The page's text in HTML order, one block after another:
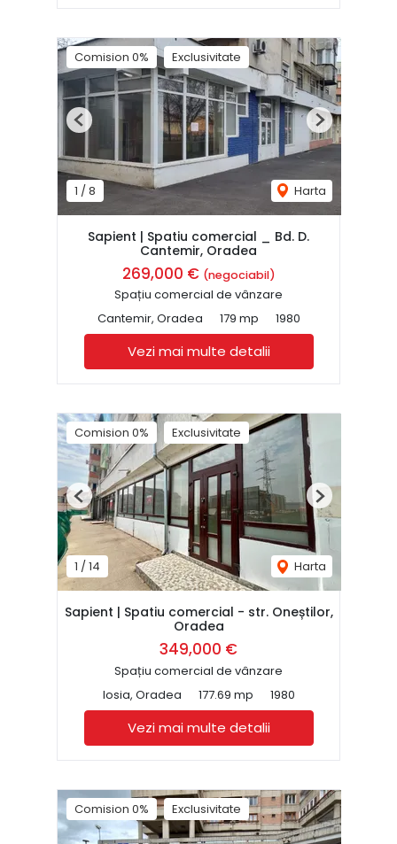
Comision 0% Exclusivitate
1 /8 Harta
Previous Next
Sapient | Spatiu comercial _ Bd. D.
Cantemir, Oradea
269,000 € (negociabil)
Spațiu comercial de vânzare
Cantemir, Oradea
179 mp 1980
Vezi mai multe detalii
Comision 0% Exclusivitate
1 / 14 Harta
Previous Next
Sapient | Spatiu comercial - str. Oneștilor,
Oradea
349,000 €
Spațiu comercial de vânzare
Iosia, Oradea
177.69 mp 1980
Vezi mai multe detalii
Comision 0% Exclusivitate